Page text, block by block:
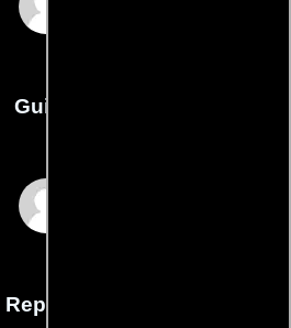
Guión
Reparto